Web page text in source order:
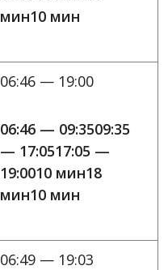
мин10 мин
06:46 — 19:00
06:46 — 09:3509:35
— 17:0517:05 —
19:0010 мин18
мин10 мин
06:49 — 19:03